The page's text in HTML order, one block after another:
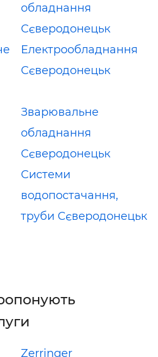
обладнання
Сєверодонецьк
Електрообладнання
Сєверодонецьк
Зварювальне
обладнання
Сєверодонецьк
Системи
водопостачання,
труби Сєверодонецьк
Zerringer